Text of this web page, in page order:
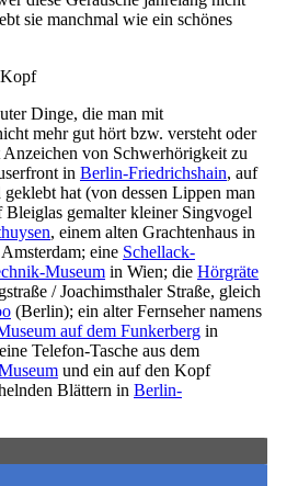
sie manchmal wie ein schönes
Dinge, die man mit
mehr gut hört bzw. versteht oder
von Schwerhörigkeit zu
in Berlin-Friedrichshain, auf
hat (von dessen Lippen man
Bleiglas gemalter kleiner Singvogel
, einem alten Grachtenhaus in
eine Schellack-
Museum in Wien; die Hörgräte
/ Joachimsthaler Straße, gleich
(Berlin); ein alter Fernseher namens
auf dem Funkerberg in
Telefon-Tasche aus dem
und ein auf den Kopf
Blättern in Berlin-